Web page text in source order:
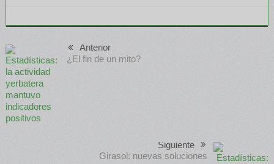
Anterior
¿El fin de un mito?
Siguiente
Girasol: nuevas soluciones